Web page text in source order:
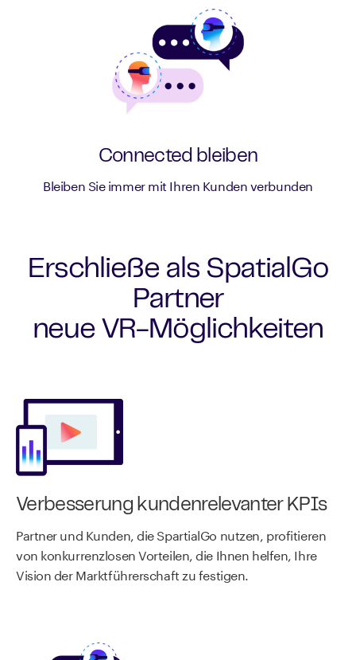
Connected bleiben
Bleiben Sie immer mit Ihren Kunden verbunden
Erschließe als SpatialGo
Partner
neue VR-Möglichkeiten
Verbesserung kundenrelevanter KPIs
Partner und Kunden, die SpartialGo nutzen, profitieren
von konkurrenzlosen Vorteilen, die Ihnen helfen, Ihre
Vision der Marktführerschaft zu festigen.